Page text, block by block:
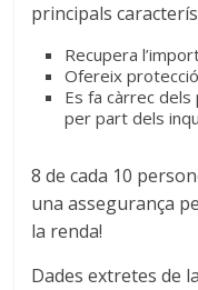
principals
Recupera
Ofereix
Es fa càrrec
per part dels
8 de cada 10
una assegurança
la renda!
Dades extretes de la